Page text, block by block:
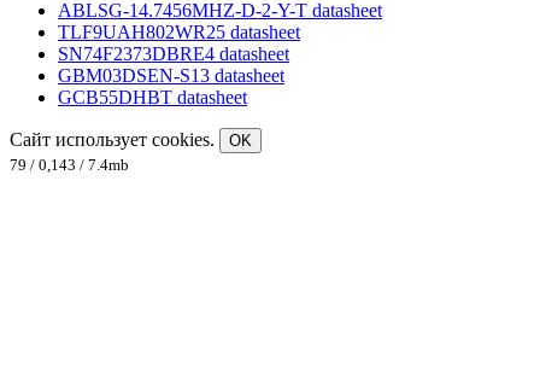
ABLSG-14.7456MHZ-D-2-Y-T datasheet
TLF9UAH802WR25 datasheet
SN74F2373DBRE4 datasheet
GBM03DSEN-S13 datasheet
GCB55DHBT datasheet
Сайт использует cookies.
OK
79 / 0,143 / 7.4mb